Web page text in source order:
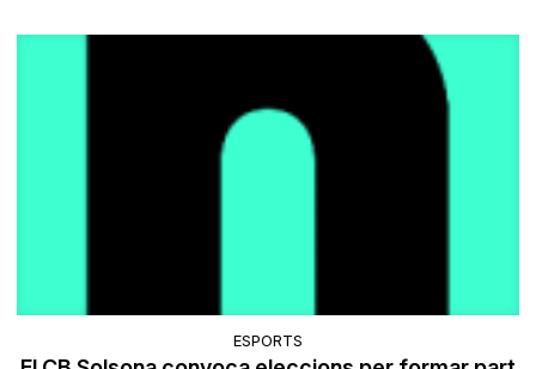
ESPORTS